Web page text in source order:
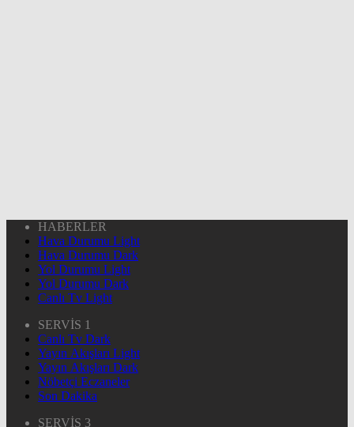
HABERLER
Hava Durumu Light
Hava Durumu Dark
Yol Durumu Light
Yol Durumu Dark
Canlı Tv Light
SERVİS 1
Canlı Tv Dark
Yayın Akışları Light
Yayın Akışları Dark
Nöbetçi Eczaneler
Son Dakika
SERVİS 3